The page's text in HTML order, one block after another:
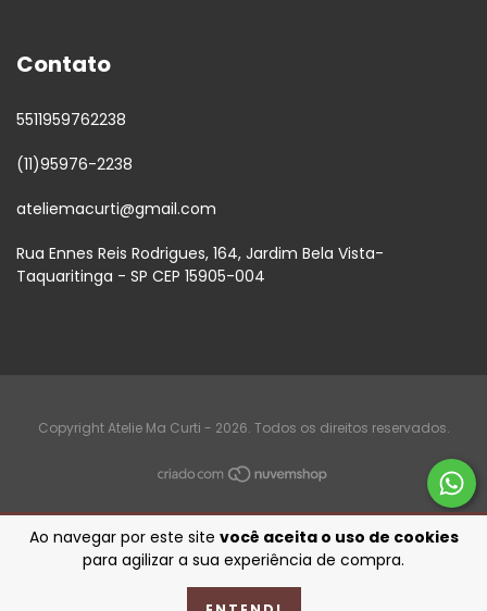
Ao navegar por este site você aceita o uso de cookies
para agilizar a sua experiência de compra.
Contato
5511959762238
(11)95976-2238
ateliemacurti@gmail.com
Rua Ennes Reis Rodrigues, 164, Jardim Bela Vista-
Taquaritinga - SP CEP 15905-004
Copyright Atelie Ma Curti - 2026. Todos os direitos reservados.